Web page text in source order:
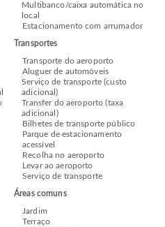
Multibanco/caixa automática no
local
Estacionamento com arrumador
Transportes
Transporte do aeroporto
Aluguer de automóveis
Serviço de transporte (custo
adicional)
Transfer do aeroporto (taxa
adicional)
Bilhetes de transporte público
Parque de estacionamento
acessível
Recolha no aeroporto
Levar ao aeroporto
Serviço de transporte
Áreas comuns
Jardim
Terraço